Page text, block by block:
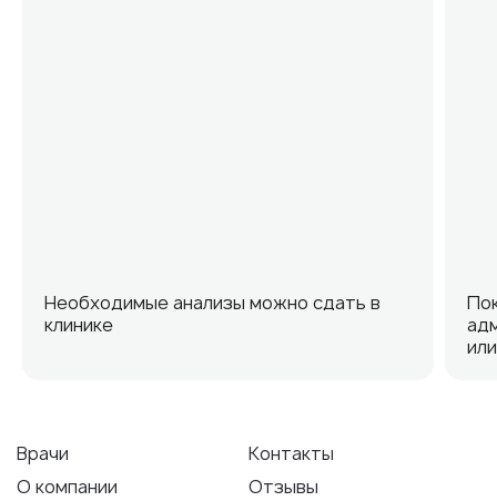
Необходимые анализы можно сдать в
клинике
Врачи
Контакты
О компании
Отзывы